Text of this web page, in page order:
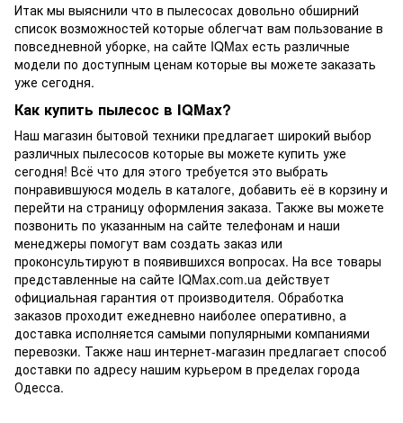
Итак мы выяснили что в пылесосах довольно обширний
список возможностей которые облегчат вам пользование в
повседневной уборке, на сайте IQMax есть различные
модели по доступным ценам которые вы можете заказать
уже сегодня.
Как купить пылесос в IQMax?
Наш магазин бытовой техники предлагает широкий выбор
различных пылесосов которые вы можете купить уже
сегодня! Всё что для этого требуется это выбрать
понравившуюся модель в каталоге, добавить её в корзину и
перейти на страницу оформления заказа. Также вы можете
позвонить по указанным на сайте телефонам и наши
менеджеры помогут вам создать заказ или
проконсультируют в появившихся вопросах. На все товары
представленные на сайте IQMax.com.ua действует
официальная гарантия от производителя. Обработка
заказов проходит ежедневно наиболее оперативно, а
доставка исполняется самыми популярными компаниями
перевозки. Также наш интернет-магазин предлагает способ
доставки по адресу нашим курьером в пределах города
Одесса.